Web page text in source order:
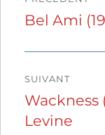
de
Publication
Bel Ami
SUIVANT
Publication
suivante :
Wackness
Levine